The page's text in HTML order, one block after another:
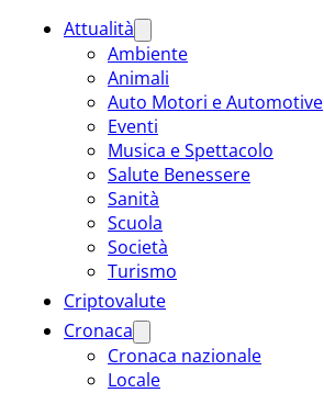
Attualità
Ambiente
Animali
Auto Motori e Automotive
Eventi
Musica e Spettacolo
Salute Benessere
Sanità
Scuola
Società
Turismo
Criptovalute
Cronaca
Cronaca nazionale
Locale